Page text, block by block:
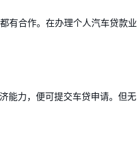
有合作。在办理个人汽车贷款业
能力，便可提交车贷申请。但无